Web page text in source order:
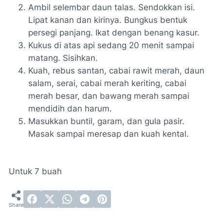
Ambil selembar daun talas. Sendokkan isi.
Lipat kanan dan kirinya. Bungkus bentuk
persegi panjang. Ikat dengan benang kasur.
Kukus di atas api sedang 20 menit sampai
matang. Sisihkan.
Kuah, rebus santan, cabai rawit merah, daun
salam, serai, cabai merah keriting, cabai
merah besar, dan bawang merah sampai
mendidih dan harum.
Masukkan buntil, garam, dan gula pasir.
Masak sampai meresap dan kuah kental.
Untuk 7 buah